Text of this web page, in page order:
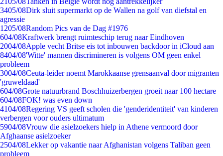
3405/08Dirk sluit supermarkt op de Wallen na golf van diefstal en
agressie
1205/08Random Pics van de Dag #1976
604/08Kraftwerk brengt ruimteschip terug naar Eindhoven
2004/08Apple vecht Britse eis tot inbouwen backdoor in iCloud aan
8404/08'Witte' mannen discrimineren is volgens OM geen enkel
probleem
3004/08Ceuta-leider noemt Marokkaanse grensaanval door migranten
'gruweldaad'
604/08Grote natuurbrand Boschhuizerbergen groeit naar 100 hectare
604/08FOK! was even down
4104/08Regering VS geeft scholen die 'genderidentiteit' van kinderen
verbergen voor ouders ultimatum
5904/08Vrouw die asielzoekers hielp in Athene vermoord door
Afghaanse asielzoeker
2504/08Lekker op vakantie naar Afghanistan volgens Taliban geen
probleem